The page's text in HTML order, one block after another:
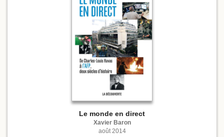
Le monde en direct
Xavier Baron
août 2014